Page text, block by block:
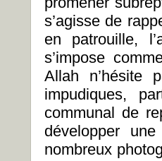
s’agisse de
en patrouille,
s’impose
Allah n’hésite
impudiques,
communal de
développer
nombreux